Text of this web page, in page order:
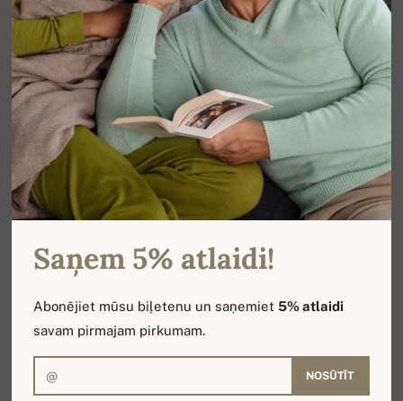
Saņem 5% atlaidi!
Abonējiet mūsu biļetenu un saņemiet5% atlaidi
savam pirmajam pirkumam.
NOSŪTĪT